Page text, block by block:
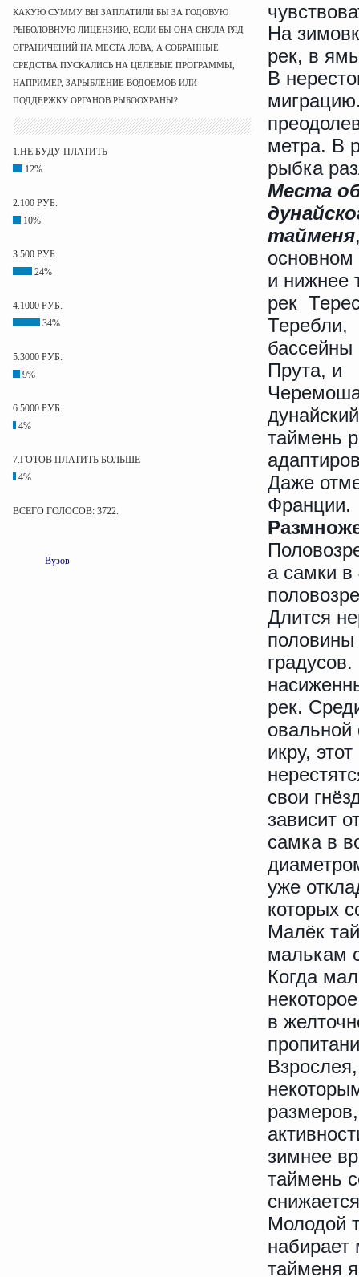
КАКУЮ СУММУ ВЫ ЗАПЛАТИЛИ БЫ ЗА ГОДОВУЮ
РЫБОЛОВНУЮ ЛИЦЕНЗИЮ, ЕСЛИ БЫ ОНА СНЯЛА РЯД
ОГРАНИЧЕНИЙ НА МЕСТА ЛОВА, А СОБРАННЫЕ
СРЕДСТВА ПУСКАЛИСЬ НА ЦЕЛЕВЫЕ ПРОГРАММЫ,
НАПРИМЕР, ЗАРЫБЛЕНИЕ ВОДОЕМОВ ИЛИ
ПОДДЕРЖКУ ОРГАНОВ РЫБООХРАНЫ?
1.НЕ БУДУ ПЛАТИТЬ
12%
2.100 РУБ.
10%
3.500 РУБ.
24%
4.1000 РУБ.
34%
5.3000 РУБ.
9%
6.5000 РУБ.
4%
7.ГОТОВ ПЛАТИТЬ БОЛЬШЕ
4%
ВСЕГО ГОЛОСОВ: 3722.
Вузов
На
рек, в
В
метра. В
рыбка
Места
тайменя
основном
и нижнее
рек
Теребли,
бассейны
Прута, и
дунайский
таймень
Даже
Франции.
а самки в
Длится
половины
рек.
икру,
свои
зависит
самка в
уже
которых
Малёк
малькам
Когда
в
зимнее
таймень
Молодой
тайменя